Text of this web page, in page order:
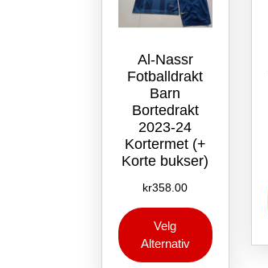
Al-Nassr
Fotballdrakt
Barn
Bortedrakt
2023-24
Kortermet (+
Korte bukser)
kr358.00
Velg
Alternativ
produktet
har